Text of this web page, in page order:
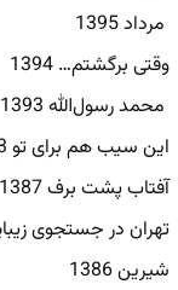
مرداد 1395
وقتی برگشتم… 1394
محمد رسول‌الله 1393
این سیب هم برای تو 1393
آفتاب پشت برف 1387
تهران در جستجوی زیبایی
شیرین 1386